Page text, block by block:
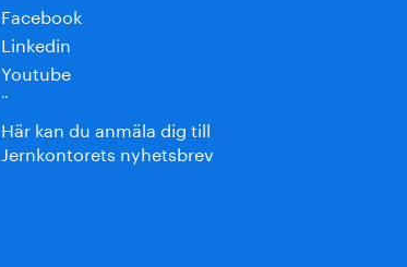
Facebook
Linkedin
Youtube
¨
Här kan du anmäla dig till
Jernkontorets nyhetsbrev